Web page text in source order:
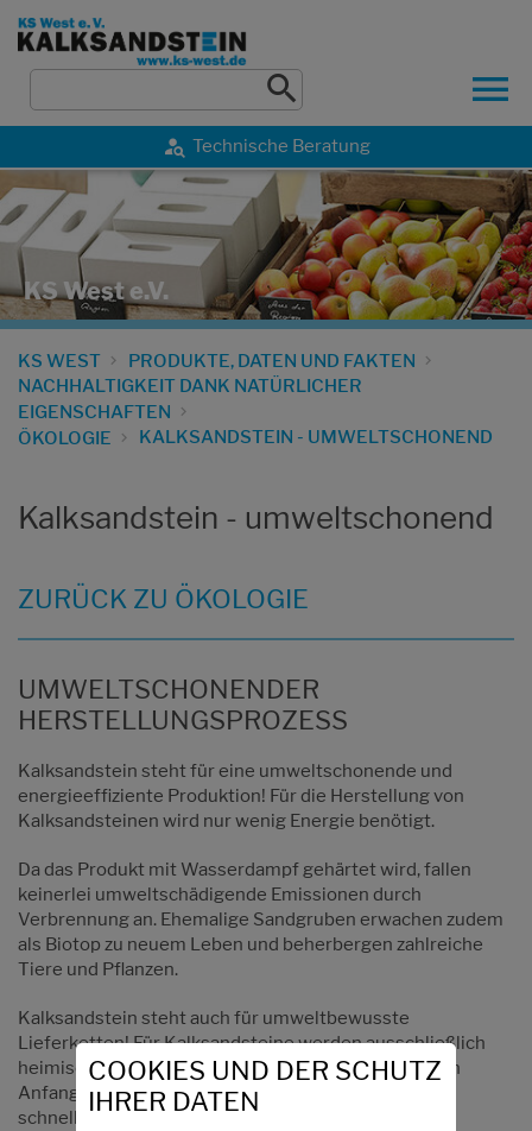
Technische Beratung
KS West e.V.
KS WEST
PRODUKTE, DATEN UND FAKTEN
NACHHALTIGKEIT DANK NATÜRLICHER
EIGENSCHAFTEN
ÖKOLOGIE
KALKSANDSTEIN - UMWELTSCHONEND
Kalksandstein - umweltschonend
ZURÜCK ZU ÖKOLOGIE
UMWELTSCHONENDER
HERSTELLUNGSPROZESS
Kalksandstein steht für eine umweltschonende und
energieeffiziente Produktion! Für die Herstellung von
Kalksandsteinen wird nur wenig Energie benötigt.
Da das Produkt mit Wasserdampf gehärtet wird, fallen
keinerlei umweltschädigende Emissionen durch
Verbrennung an. Ehemalige Sandgruben erwachen zudem
als Biotop zu neuem Leben und beherbergen zahlreiche
Tiere und Pflanzen.
Kalksandstein steht auch für umweltbewusste
Lieferketten! Für Kalksandsteine werden ausschließlich
heimische Rohstoffe verwendet. Dies vermeidet von
Anfang an unnötige Transportwege, ermöglicht eine
schnelle Verfügbarkeit und eine umweltbewusste
COOKIES UND DER SCHUTZ
IHRER DATEN